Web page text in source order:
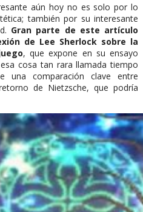
aún hoy no es solo por lo
también por su interesante
Gran parte de este artículo
de Lee Sherlock sobre la
, que expone en su ensayo
cosa tan rara llamada tiempo
una comparación clave entre
de Nietzsche, que podría